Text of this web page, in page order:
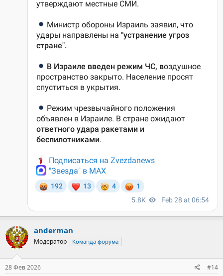
anderman
Модератор Команда форума
28 Фев 2026 #14